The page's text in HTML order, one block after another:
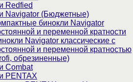
Redfied
Navigator (Бюджетные)
бинокли Navigator
и переменной кратности
Navigator классические с
и переменной кратностью
обрезиненные)
Combat
PENTAX